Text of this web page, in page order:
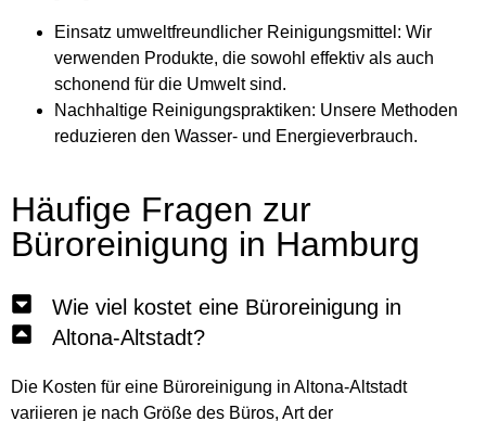
Einsatz umweltfreundlicher Reinigungsmittel: Wir
verwenden Produkte, die sowohl effektiv als auch
schonend für die Umwelt sind.
Nachhaltige Reinigungspraktiken: Unsere Methoden
reduzieren den Wasser- und Energieverbrauch.
Häufige Fragen zur
Büroreinigung in Hamburg
Wie viel kostet eine Büroreinigung in
Altona-Altstadt?
Die Kosten für eine Büroreinigung in Altona-Altstadt
variieren je nach Größe des Büros, Art der